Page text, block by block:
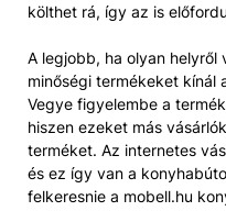
költhet rá, így az is
A legjobb, ha olyan helyről
minőségi termékeket kínál
Vegye figyelembe a
hiszen ezeket más
terméket. Az internetes
és ez így van a
felkeresnie a mobell.hu